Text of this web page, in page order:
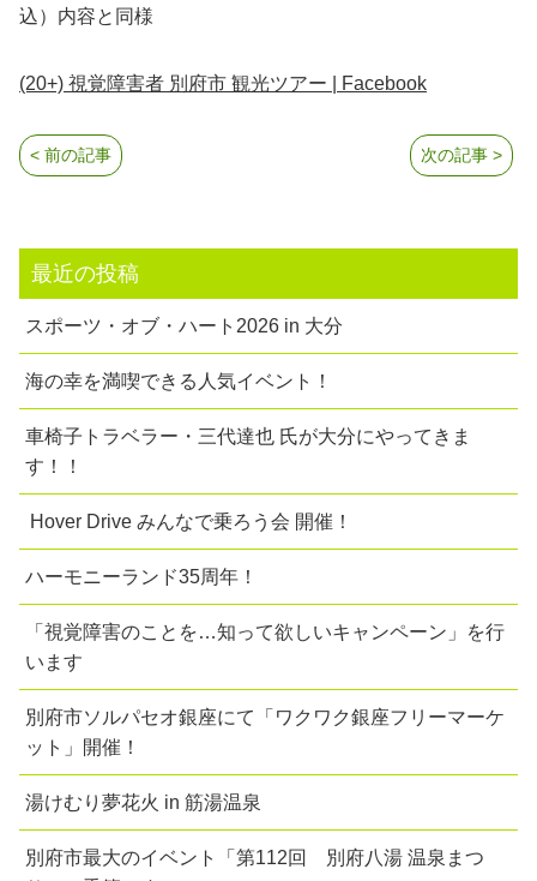
込）内容と同様
(20+) 視覚障害者 別府市 観光ツアー | Facebook
次の記事 >
< 前の記事
最近の投稿
スポーツ・オブ・ハート2026 in 大分
海の幸を満喫できる人気イベント！
車椅子トラベラー・三代達也 氏が大分にやってきま
す！！
Hover Drive みんなで乗ろう会 開催！
ハーモニーランド35周年！
「視覚障害のことを…知って欲しいキャンペーン」を行
います
別府市ソルパセオ銀座にて「ワクワク銀座フリーマーケ
ット」開催！
湯けむり夢花火 in 筋湯温泉
別府市最大のイベント「第112回 別府八湯 温泉まつ